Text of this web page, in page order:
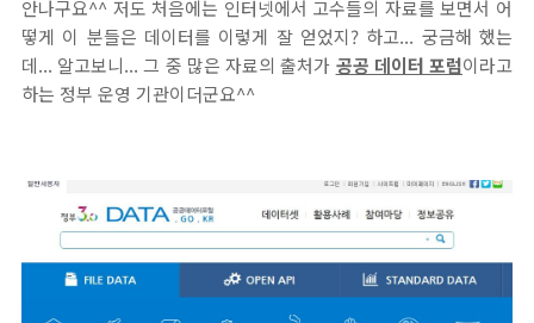
안나구요^^ 저도 처음에는 인터넷에서 고수들의 자료를 보면서 어
떻게 이 분들은 데이터를 이렇게 잘 얻었지? 하고... 궁금해 했는
데... 알고보니... 그 중 많은 자료의 출처가 공공 데이터 포럼이라고
하는 정부 운영 기관이더군요^^